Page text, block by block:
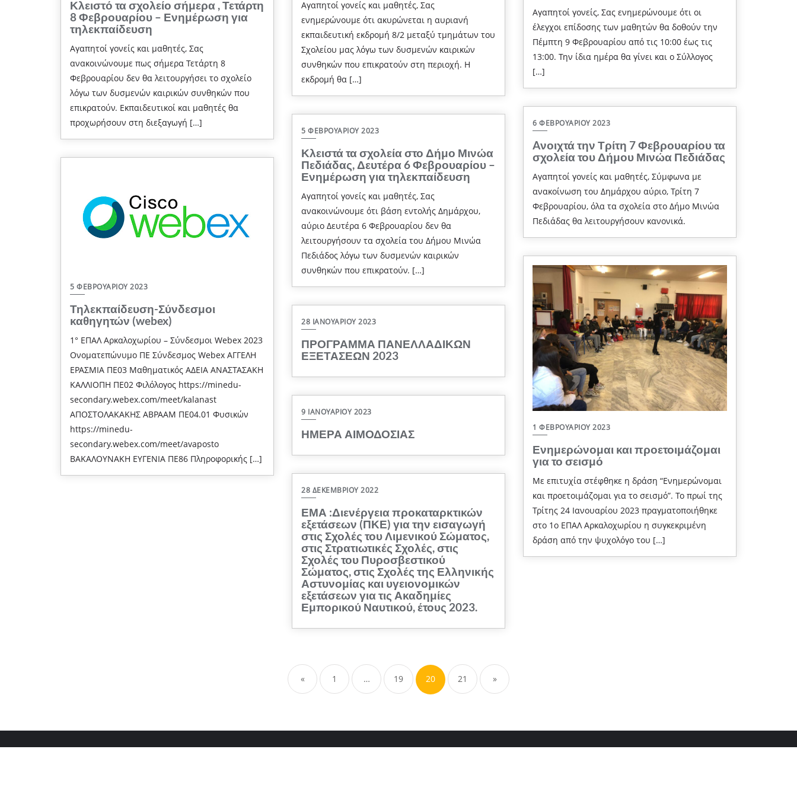
Κλειστό τα σχολείο σήμερα , Τετάρτη
8 Φεβρουαρίου – Ενημέρωση για
τηλεκπαίδευση
Αγαπητοί γονείς και μαθητές, Σας
ανακοινώνουμε πως σήμερα Τετάρτη 8
Φεβρουαρίου δεν θα λειτουργήσει το σχολείο
λόγω των δυσμενών καιρικών συνθηκών που
επικρατούν. Εκπαιδευτικοί και μαθητές θα
προχωρήσουν στη διεξαγωγή […]
Αγαπητοί γονείς και μαθητές, Σας
ενημερώνουμε ότι ακυρώνεται η αυριανή
εκπαιδευτική εκδρομή 8/2 μεταξύ τμημάτων του
Σχολείου μας λόγω των δυσμενών καιρικών
συνθηκών που επικρατούν στη περιοχή. Η
εκδρομή θα […]
Αγαπητοί γονείς, Σας ενημερώνουμε ότι οι
έλεγχοι επίδοσης των μαθητών θα δοθούν την
Πέμπτη 9 Φεβρουαρίου από τις 10:00 έως τις
13:00. Την ίδια ημέρα θα γίνει και ο Σύλλογος
[…]
6 ΦΕΒΡΟΥΑΡΊΟΥ 2023
Aνοιχτά την Τρίτη 7 Φεβρουαρίου τα
σχολεία του Δήμου Μινώα Πεδιάδας
Αγαπητοί γονείς και μαθητές, Σύμφωνα με
ανακοίνωση του Δημάρχου αύριο, Τρίτη 7
Φεβρουαρίου, όλα τα σχολεία στο Δήμο Μινώα
Πεδιάδας θα λειτουργήσουν κανονικά.
5 ΦΕΒΡΟΥΑΡΊΟΥ 2023
Κλειστά τα σχολεία στο Δήμο Μινώα
Πεδιάδας, Δευτέρα 6 Φεβρουαρίου –
Ενημέρωση για τηλεκπαίδευση
Αγαπητοί γονείς και μαθητές, Σας
ανακοινώνουμε ότι βάση εντολής Δημάρχου,
αύριο Δευτέρα 6 Φεβρουαρίου δεν θα
λειτουργήσουν τα σχολεία του Δήμου Μινώα
Πεδιάδος λόγω των δυσμενών καιρικών
συνθηκών που επικρατούν. […]
5 ΦΕΒΡΟΥΑΡΊΟΥ 2023
Τηλεκπαίδευση-Σύνδεσμοι
καθηγητών (webex)
1° ΕΠΑΛ Αρκαλοχωρίου – Σύνδεσμοι Webex 2023
Ονοματεπώνυμο ΠΕ Σύνδεσμος Webex ΑΓΓΕΛΗ
ΕΡΑΣΜΙΑ ΠΕ03 Μαθηματικός ΑΔΕΙΑ ΑΝΑΣΤΑΣΑΚΗ
ΚΑΛΛΙΟΠΗ ΠΕ02 Φιλόλογος https://minedu-
secondary.webex.com/meet/kalanast
ΑΠΟΣΤΟΛΑΚΑΚΗΣ ΑΒΡΑΑΜ ΠΕ04.01 Φυσικών
https://minedu-
secondary.webex.com/meet/avaposto
ΒΑΚΑΛΟΥΝΑΚΗ ΕΥΓΕΝΙΑ ΠΕ86 Πληροφορικής […]
1 ΦΕΒΡΟΥΑΡΊΟΥ 2023
Ενημερώνομαι και προετοιμάζομαι
για το σεισμό
Με επιτυχία στέφθηκε η δράση “Ενημερώνομαι
και προετοιμάζομαι για το σεισμό”. Το πρωί της
Τρίτης 24 Ιανουαρίου 2023 πραγματοποιήθηκε
στο 1ο ΕΠΑΛ Αρκαλοχωρίου η συγκεκριμένη
δράση από την ψυχολόγο του […]
28 ΙΑΝΟΥΑΡΊΟΥ 2023
ΠΡΟΓΡΑΜΜΑ ΠΑΝΕΛΛΑΔΙΚΩΝ
ΕΞΕΤΑΣΕΩΝ 2023
9 ΙΑΝΟΥΑΡΊΟΥ 2023
ΗΜΕΡΑ ΑΙΜΟΔΟΣΙΑΣ
28 ΔΕΚΕΜΒΡΊΟΥ 2022
ΕΜΑ :Διενέργεια προκαταρκτικών
εξετάσεων (ΠΚΕ) για την εισαγωγή
στις Σχολές του Λιμενικού Σώματος,
στις Στρατιωτικές Σχολές, στις
Σχολές του Πυροσβεστικού
Σώματος, στις Σχολές της Ελληνικής
Αστυνομίας και υγειονομικών
εξετάσεων για τις Ακαδημίες
Εμπορικού Ναυτικού, έτους 2023.
άρθρων
« 1 … 19 20 21 »